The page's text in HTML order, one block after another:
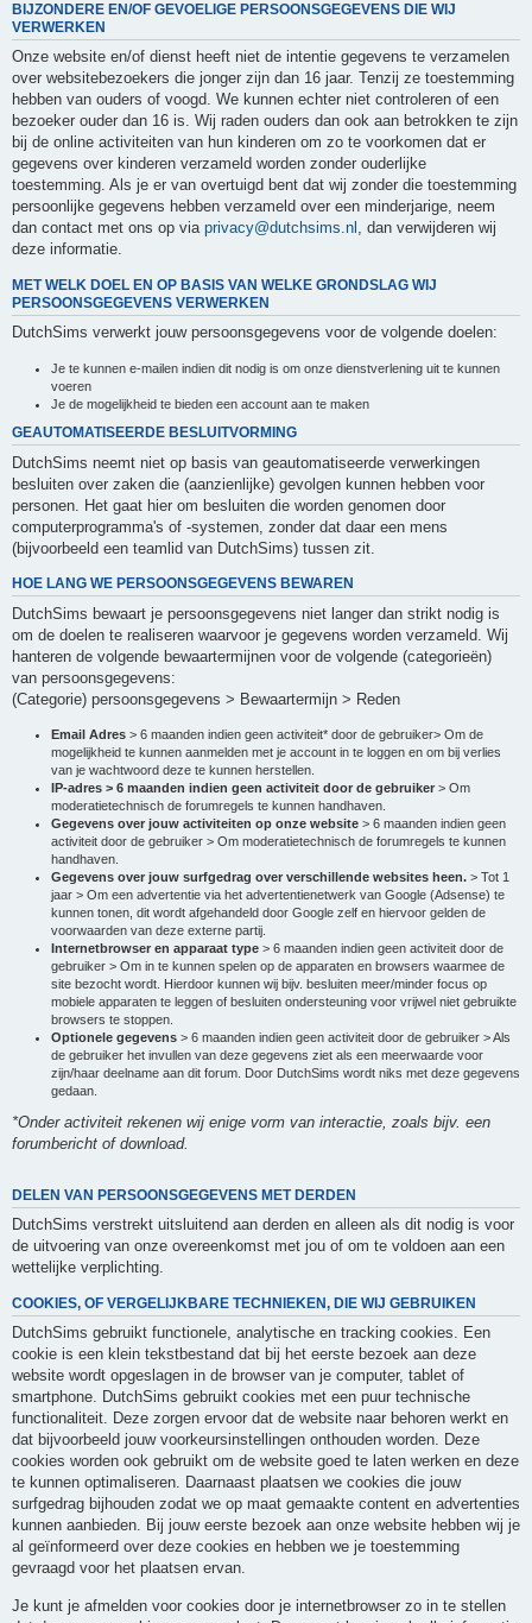
BIJZONDERE EN/OF GEVOELIGE PERSOONSGEGEVENS DIE WIJ
VERWERKEN
Onze website en/of dienst heeft niet de intentie gegevens te verzamelen
over websitebezoekers die jonger zijn dan 16 jaar. Tenzij ze toestemming
hebben van ouders of voogd. We kunnen echter niet controleren of een
bezoeker ouder dan 16 is. Wij raden ouders dan ook aan betrokken te zijn
bij de online activiteiten van hun kinderen om zo te voorkomen dat er
gegevens over kinderen verzameld worden zonder ouderlijke
toestemming. Als je er van overtuigd bent dat wij zonder die toestemming
persoonlijke gegevens hebben verzameld over een minderjarige, neem
dan contact met ons op via privacy@dutchsims.nl , dan verwijderen wij
deze informatie.
MET WELK DOEL EN OP BASIS VAN WELKE GRONDSLAG WIJ
PERSOONSGEGEVENS VERWERKEN
DutchSims verwerkt jouw persoonsgegevens voor de volgende doelen:
Je te kunnen e-mailen indien dit nodig is om onze dienstverlening uit te kunnen
voeren
Je de mogelijkheid te bieden een account aan te maken
GEAUTOMATISEERDE BESLUITVORMING
DutchSims neemt niet op basis van geautomatiseerde verwerkingen
besluiten over zaken die (aanzienlijke) gevolgen kunnen hebben voor
personen. Het gaat hier om besluiten die worden genomen door
computerprogramma's of -systemen, zonder dat daar een mens
(bijvoorbeeld een teamlid van DutchSims) tussen zit.
HOE LANG WE PERSOONSGEGEVENS BEWAREN
DutchSims bewaart je persoonsgegevens niet langer dan strikt nodig is
om de doelen te realiseren waarvoor je gegevens worden verzameld. Wij
hanteren de volgende bewaartermijnen voor de volgende (categorieën)
van persoonsgegevens:
(Categorie) persoonsgegevens > Bewaartermijn > Reden
Email Adres > 6 maanden indien geen activiteit* door de gebruiker> Om de
mogelijkheid te kunnen aanmelden met je account in te loggen en om bij verlies
van je wachtwoord deze te kunnen herstellen.
IP-adres > 6 maanden indien geen activiteit door de gebruiker > Om
moderatietechnisch de forumregels te kunnen handhaven.
Gegevens over jouw activiteiten op onze website > 6 maanden indien geen
activiteit door de gebruiker > Om moderatietechnisch de forumregels te kunnen
handhaven.
Gegevens over jouw surfgedrag over verschillende websites heen. > Tot 1
jaar > Om een advertentie via het advertentienetwerk van Google (Adsense) te
kunnen tonen, dit wordt afgehandeld door Google zelf en hiervoor gelden de
voorwaarden van deze externe partij.
Internetbrowser en apparaat type > 6 maanden indien geen activiteit door de
gebruiker > Om in te kunnen spelen op de apparaten en browsers waarmee de
site bezocht wordt. Hierdoor kunnen wij bijv. besluiten meer/minder focus op
mobiele apparaten te leggen of besluiten ondersteuning voor vrijwel niet gebruikte
browsers te stoppen.
Optionele gegevens > 6 maanden indien geen activiteit door de gebruiker > Als
de gebruiker het invullen van deze gegevens ziet als een meerwaarde voor
zijn/haar deelname aan dit forum. Door DutchSims wordt niks met deze gegevens
gedaan.
*Onder activiteit rekenen wij enige vorm van interactie, zoals bijv. een
forumbericht of download.
DELEN VAN PERSOONSGEGEVENS MET DERDEN
DutchSims verstrekt uitsluitend aan derden en alleen als dit nodig is voor
de uitvoering van onze overeenkomst met jou of om te voldoen aan een
wettelijke verplichting.
COOKIES, OF VERGELIJKBARE TECHNIEKEN, DIE WIJ GEBRUIKEN
DutchSims gebruikt functionele, analytische en tracking cookies. Een
cookie is een klein tekstbestand dat bij het eerste bezoek aan deze
website wordt opgeslagen in de browser van je computer, tablet of
smartphone. DutchSims gebruikt cookies met een puur technische
functionaliteit. Deze zorgen ervoor dat de website naar behoren werkt en
dat bijvoorbeeld jouw voorkeursinstellingen onthouden worden. Deze
cookies worden ook gebruikt om de website goed te laten werken en deze
te kunnen optimaliseren. Daarnaast plaatsen we cookies die jouw
surfgedrag bijhouden zodat we op maat gemaakte content en advertenties
kunnen aanbieden. Bij jouw eerste bezoek aan onze website hebben wij je
al geïnformeerd over deze cookies en hebben we je toestemming
gevraagd voor het plaatsen ervan.
Je kunt je afmelden voor cookies door je internetbrowser zo in te stellen